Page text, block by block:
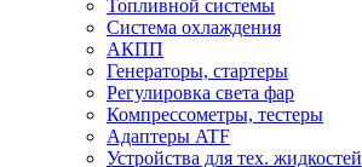
Топливной системы
Система охлаждения
АКПП
Генераторы, стартеры
Регулировка света фар
Компрессометры, тестеры
Адаптеры ATF
Устройства для тех. жидкостей